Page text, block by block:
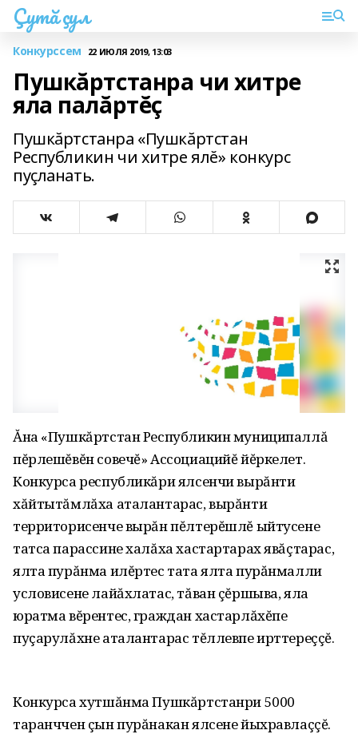
Çутă çул
Конкурссем 22 ИЮЛЯ 2019, 13:03
Пушкăртстанра чи хитре
яла палăртĕç
Пушкăртстанра «Пушкăртстан
Республикин чи хитре ялĕ» конкурс
пуçланать.
Ăна «Пушкăртстан Республикин муниципаллă
пĕрлешĕвĕн совечĕ» Ассоциацийĕ йĕркелет.
Конкурса республикăри ялсенчи вырăнти
хăйтытăмлăха аталантарас, вырăнти
территорисенче вырăн пĕлтерĕшлĕ ыйтусене
татса парассине халăха хастартарах явăçтарас,
ялта пурăнма илĕртес тата ялта пурăнмалли
условисене лайăхлатас, тăван çĕршыва, яла
юратма вĕрентес, граждан хастарлăхĕпе
пуçарулăхне аталантарас тĕллевпе ирттереççĕ.
Конкурса хутшăнма Пушкăртстанри 5000
таранччен çын пурăнакан ялсене йыхравлаççĕ.